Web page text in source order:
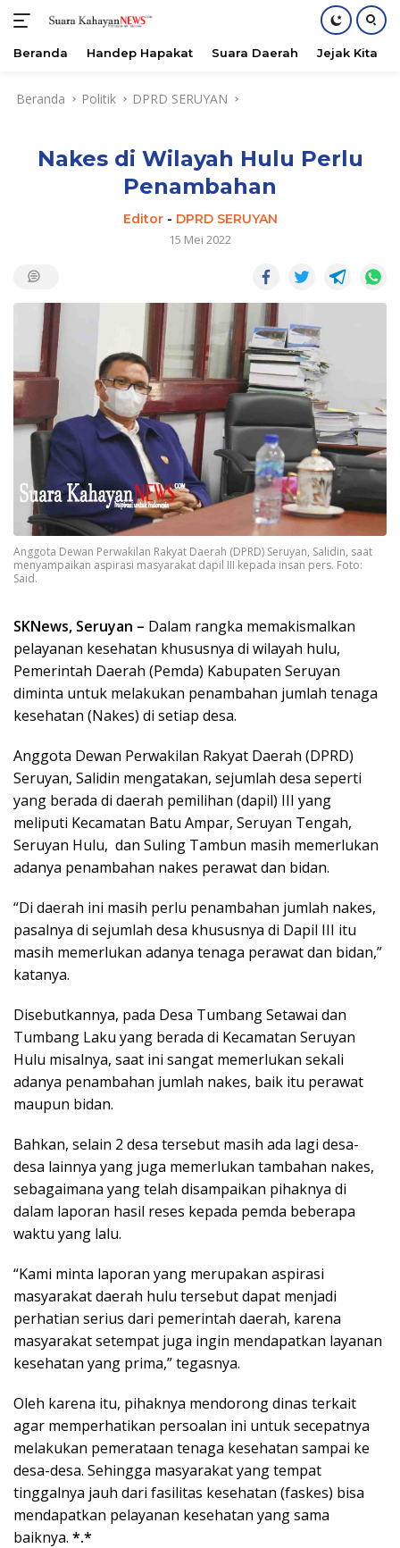
Beranda Handep Hapakat Suara Daerah Jejak Kita
Beranda Politik DPRD SERUYAN
Nakes di Wilayah Hulu Perlu
Penambahan
Editor- DPRD SERUYAN
15 Mei 2022
Anggota Dewan Perwakilan Rakyat Daerah (DPRD) Seruyan, Salidin, saat
menyampaikan aspirasi masyarakat dapil III kepada insan pers. Foto:
Said.
SKNews, Seruyan – Dalam rangka memakismalkan
pelayanan kesehatan khususnya di wilayah hulu,
Pemerintah Daerah (Pemda) Kabupaten Seruyan
diminta untuk melakukan penambahan jumlah tenaga
kesehatan (Nakes) di setiap desa.
Anggota Dewan Perwakilan Rakyat Daerah (DPRD)
Seruyan, Salidin mengatakan, sejumlah desa seperti
yang berada di daerah pemilihan (dapil) III yang
meliputi Kecamatan Batu Ampar, Seruyan Tengah,
Seruyan Hulu, dan Suling Tambun masih memerlukan
adanya penambahan nakes perawat dan bidan.
“Di daerah ini masih perlu penambahan jumlah nakes,
pasalnya di sejumlah desa khususnya di Dapil III itu
masih memerlukan adanya tenaga perawat dan bidan,”
katanya.
Disebutkannya, pada Desa Tumbang Setawai dan
Tumbang Laku yang berada di Kecamatan Seruyan
Hulu misalnya, saat ini sangat memerlukan sekali
adanya penambahan jumlah nakes, baik itu perawat
maupun bidan.
Bahkan, selain 2 desa tersebut masih ada lagi desa-
desa lainnya yang juga memerlukan tambahan nakes,
sebagaimana yang telah disampaikan pihaknya di
dalam laporan hasil reses kepada pemda beberapa
waktu yang lalu.
“Kami minta laporan yang merupakan aspirasi
masyarakat daerah hulu tersebut dapat menjadi
perhatian serius dari pemerintah daerah, karena
masyarakat setempat juga ingin mendapatkan layanan
kesehatan yang prima,” tegasnya.
Oleh karena itu, pihaknya mendorong dinas terkait
agar memperhatikan persoalan ini untuk secepatnya
melakukan pemerataan tenaga kesehatan sampai ke
desa-desa. Sehingga masyarakat yang tempat
tinggalnya jauh dari fasilitas kesehatan (faskes) bisa
mendapatkan pelayanan kesehatan yang sama
baiknya. *.*